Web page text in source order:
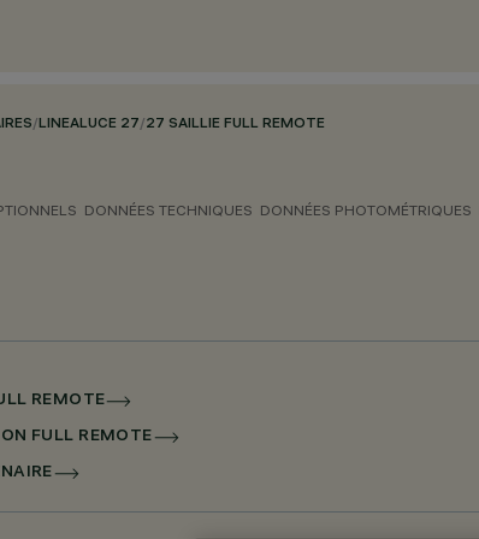
/LINEALUCE 27/27 SAILLIE FULL REMOTE
DONNÉES TECHNIQUES DONNÉES PHOTOMÉTRIQUES
REMOTE
FULL REMOTE